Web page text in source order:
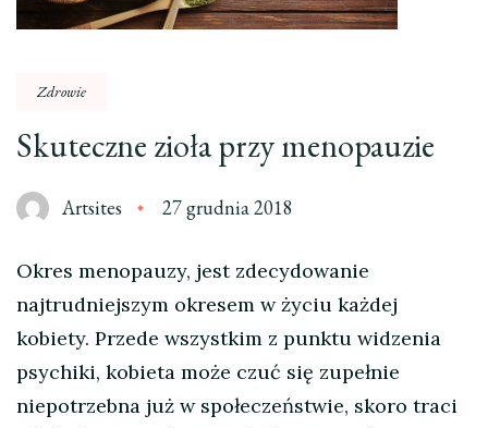
Zdrowie
Skuteczne zioła przy menopauzie
Artsites 27 grudnia 2018
Okres menopauzy, jest zdecydowanie
najtrudniejszym okresem w życiu każdej
kobiety. Przede wszystkim z punktu widzenia
psychiki, kobieta może czuć się zupełnie
niepotrzebna już w społeczeństwie, skoro traci